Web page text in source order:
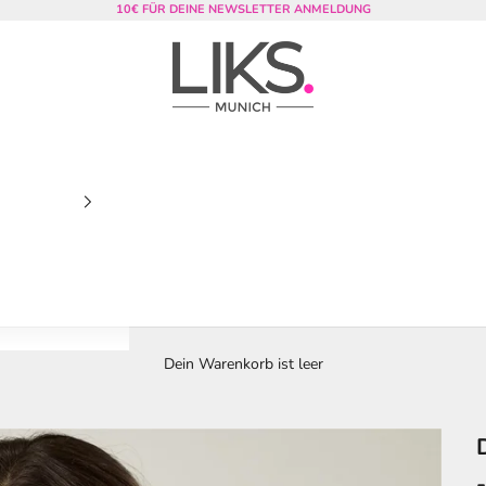
10€ FÜR DEINE NEWSLETTER ANMELDUNG
LIKS. Munich
Dein Warenkorb ist leer